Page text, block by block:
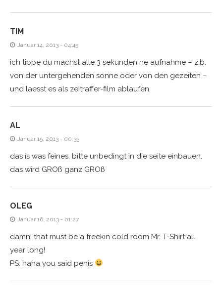
TIM
Januar 14, 2013 - 04:45
ich tippe du machst alle 3 sekunden ne aufnahme – z.b.
von der untergehenden sonne oder von den gezeiten –
und laesst es als zeitraffer-film ablaufen.
AL
Januar 15, 2013 - 00:35
das is was feines, bitte unbedingt in die seite einbauen.
das wird GROß ganz GROß
OLEG
Januar 16, 2013 - 01:27
damn! that must be a freekin cold room Mr. T-Shirt all
year long!
PS: haha you said penis